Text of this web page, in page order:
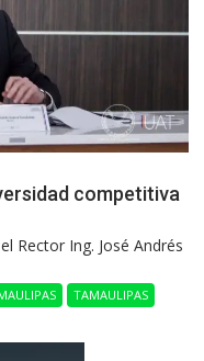
competitiva
Rector Ing. José Andrés
TAMAULIPAS